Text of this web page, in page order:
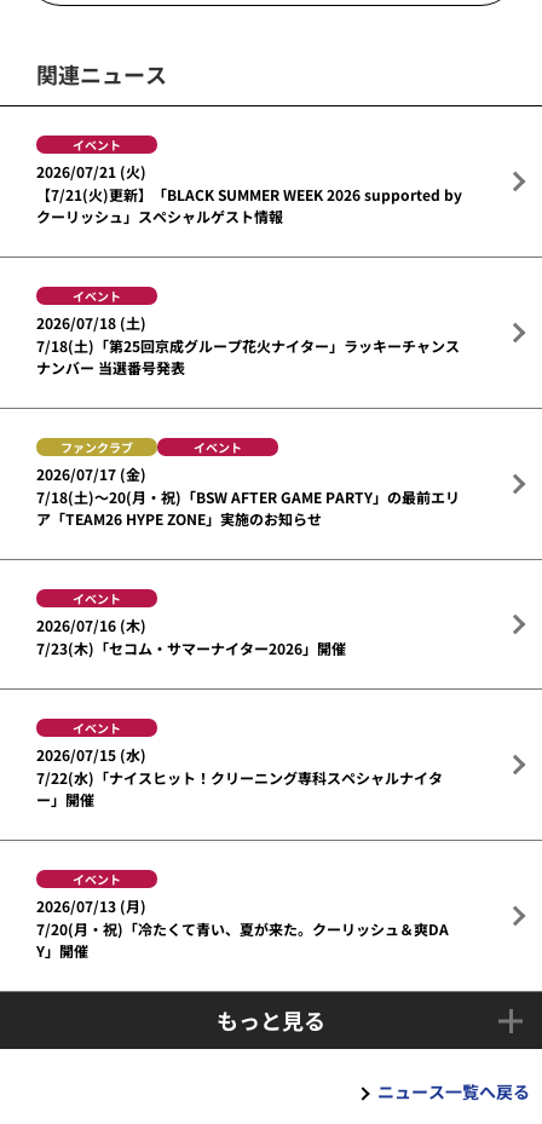
関連ニュース
イベント
2026/07/21 (火)
【7/21(火)更新】「BLACK SUMMER WEEK 2026 supported by
クーリッシュ」スペシャルゲスト情報
イベント
2026/07/18 (土)
7/18(土)「第25回京成グループ花火ナイター」ラッキーチャンス
ナンバー 当選番号発表
ファンクラブ イベント
2026/07/17 (金)
7/18(土)～20(月・祝)「BSW AFTER GAME PARTY」の最前エリ
ア「TEAM26 HYPE ZONE」実施のお知らせ
イベント
2026/07/16 (木)
7/23(木)「セコム・サマーナイター2026」開催
イベント
2026/07/15 (水)
7/22(水)「ナイスヒット！クリーニング専科スペシャルナイタ
ー」開催
イベント
2026/07/13 (月)
7/20(月・祝)「冷たくて青い、夏が来た。クーリッシュ＆爽DA
Y」開催
もっと見る
ニュース一覧へ戻る